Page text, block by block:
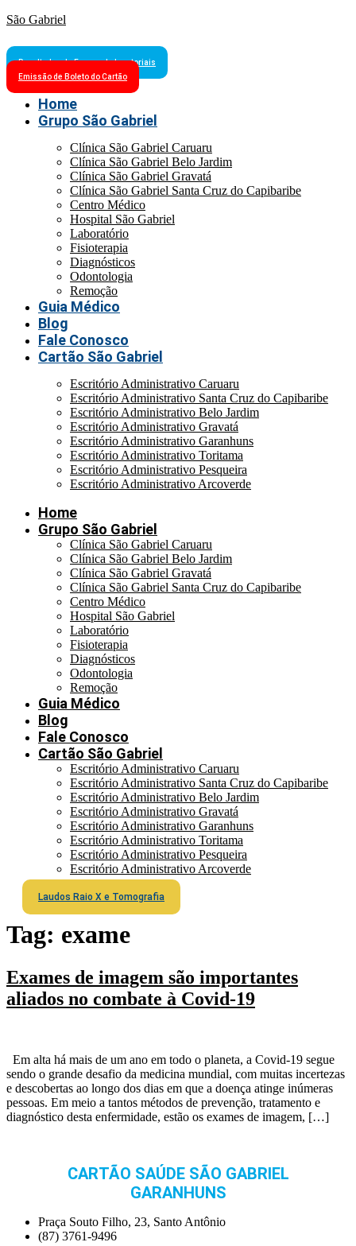
São Gabriel
Resultados de Exames Laboratoriais
Emissão de Boleto do Cartão
Home
Grupo São Gabriel
Clínica São Gabriel Caruaru
Clínica São Gabriel Belo Jardim
Clínica São Gabriel Gravatá
Clínica São Gabriel Santa Cruz do Capibaribe
Centro Médico
Hospital São Gabriel
Laboratório
Fisioterapia
Diagnósticos
Odontologia
Remoção
Guia Médico
Blog
Fale Conosco
Cartão São Gabriel
Escritório Administrativo Caruaru
Escritório Administrativo Santa Cruz do Capibaribe
Escritório Administrativo Belo Jardim
Escritório Administrativo Gravatá
Escritório Administrativo Garanhuns
Escritório Administrativo Toritama
Escritório Administrativo Pesqueira
Escritório Administrativo Arcoverde
Home
Grupo São Gabriel
Clínica São Gabriel Caruaru
Clínica São Gabriel Belo Jardim
Clínica São Gabriel Gravatá
Clínica São Gabriel Santa Cruz do Capibaribe
Centro Médico
Hospital São Gabriel
Laboratório
Fisioterapia
Diagnósticos
Odontologia
Remoção
Guia Médico
Blog
Fale Conosco
Cartão São Gabriel
Escritório Administrativo Caruaru
Escritório Administrativo Santa Cruz do Capibaribe
Escritório Administrativo Belo Jardim
Escritório Administrativo Gravatá
Escritório Administrativo Garanhuns
Escritório Administrativo Toritama
Escritório Administrativo Pesqueira
Escritório Administrativo Arcoverde
Laudos Raio X e Tomografia
Tag: exame
Exames de imagem são importantes
aliados no combate à Covid-19
Em alta há mais de um ano em todo o planeta, a Covid-19 segue
sendo o grande desafio da medicina mundial, com muitas incertezas
e descobertas ao longo dos dias em que a doença atinge inúmeras
pessoas. Em meio a tantos métodos de prevenção, tratamento e
diagnóstico desta enfermidade, estão os exames de imagem, […]
CARTÃO SAÚDE SÃO GABRIEL
GARANHUNS
Praça Souto Filho, 23, Santo Antônio
(87) 3761-9496